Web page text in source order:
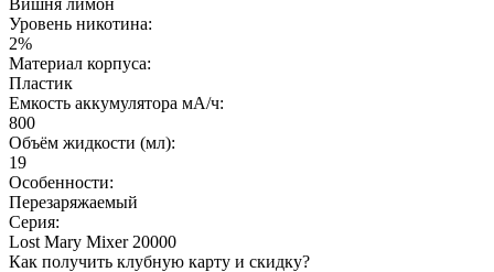
Уровень никотина:
2%
Материал корпуса:
Пластик
Емкость аккумулятора мА/ч:
800
Объём жидкости (мл):
19
Особенности:
Перезаряжаемый
Серия:
Lost Mary Mixer 20000
Как получить клубную карту и скидку?